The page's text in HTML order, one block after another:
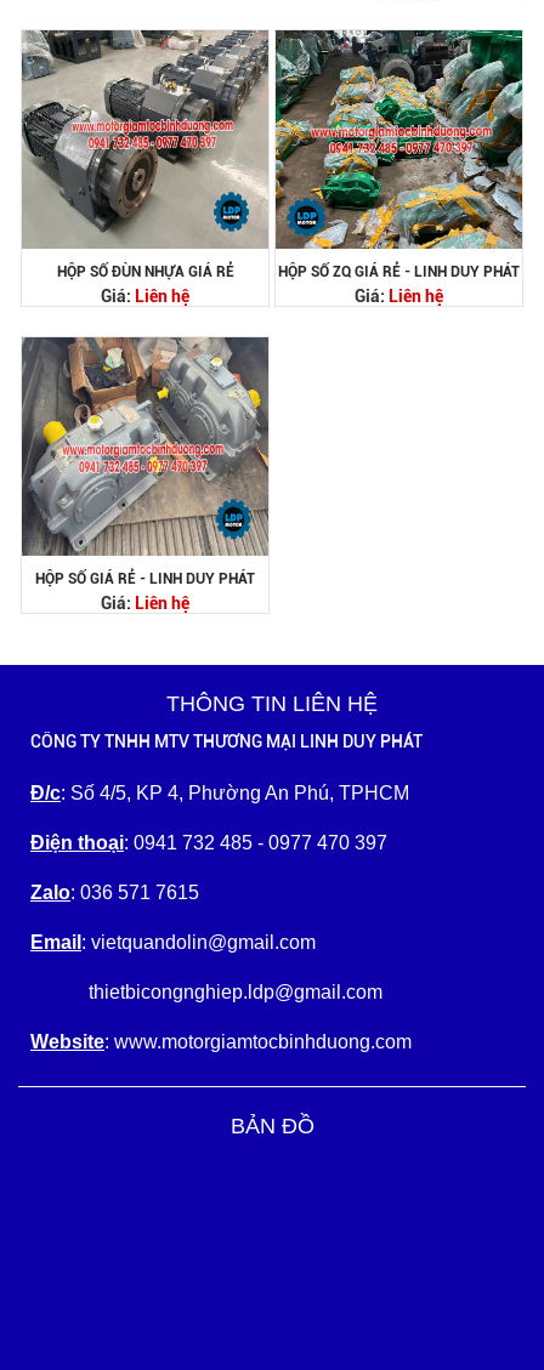
HỘP SỐ ĐÙN NHỰA GIÁ RẺ
Giá: Liên hệ
HỘP SỐ ZQ GIÁ RẺ - LINH DUY PHÁT
Giá: Liên hệ
HỘP SỐ GIÁ RẺ - LINH DUY PHÁT
Giá: Liên hệ
THÔNG TIN LIÊN HỆ
CÔNG TY TNHH MTV THƯƠNG MẠI LINH DUY PHÁT
Đ/c: Số 4/5, KP 4, Phường An Phú, TPHCM
Điện thoại: 0941 732 485 - 0977 470 397
Zalo: 036 571 7615
Email : vietquandolin@gmail.com
thietbicongnghiep.ldp@gmail.com
Website: www.motorgiamtocbinhduong.com
BẢN ĐỒ